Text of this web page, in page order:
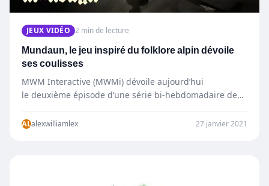
JEUX VIDÉO 2 min de lecture
Mundaun, le jeu inspiré du folklore alpin dévoile
ses coulisses
MWM Interactive (MWMi) dévoile aujourd’hui
le deuxième épisode d’une série bi-hebdomadaire de
aventure Mundaun de Hidden Fields, un studio
ALalexwilliamlex 27 janvier 2021